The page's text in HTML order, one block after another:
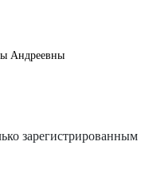
Андреевны
зарегистрированным